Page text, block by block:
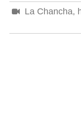
La Chancha,